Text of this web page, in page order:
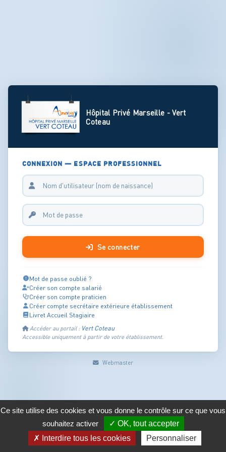
Hôpital Privé Marseille - Vert
Coteau
CONNEXION — ESPACE PROFESSIONNEL
Se connecter
Mot de passe oublié ?
Créer son compte salarié
Créer son compte praticien
Créer compte secrétaire extérieure établissement
Livret Accueil Stagiaire
Accéder au portail : Vert Coteau
Accessible uniquement à partir de votre établissement.
Webmaster
Ce site utilise des cookies et vous donne le contrôle sur ce que vous
souhaitez activer
✓ OK, tout accepter
✗ Interdire tous les cookies
Personnaliser